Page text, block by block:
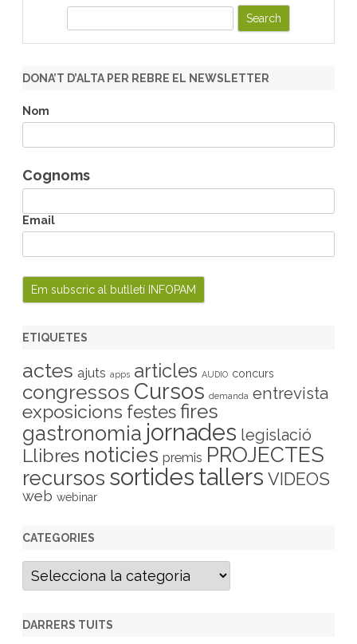
r
h
DONA’T D’ALTA PER REBRE EL NEWSLETTER
Nom
Cognoms
Email
ETIQUETES
actes ajuts apps articles AUDIO concurs
congressos Cursos demanda entrevista
exposicions festesfires
gastronomia jornades legislació
Llibres noticies premis PROJECTES
recursos sortides tallers VIDEOS
web webinar
CATEGORIES
C
t
g
DARRERS TUITS